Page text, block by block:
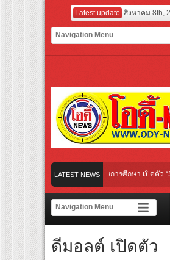
Latest update สิงหาคม 8th,
LATEST NEWS
ดเกมใหม่ในวงการการศึกษา เปิดตัว “SCA
อดการลงทุนในธุรกิจการศึกษากว่า
เส้นทางจาการ์ตา-กรุงเทพฯ เสริม Air
งไทย เตรียมเดบิวต์ลงซีรีย์แนวตั้ง พร้อมเขย่าวงการ
ลใหม่ “Your Candy” พร้อมเสิร์ฟ MV สดใส ได้ “ต้าเ
ดีมอลต์ เปิดตัว